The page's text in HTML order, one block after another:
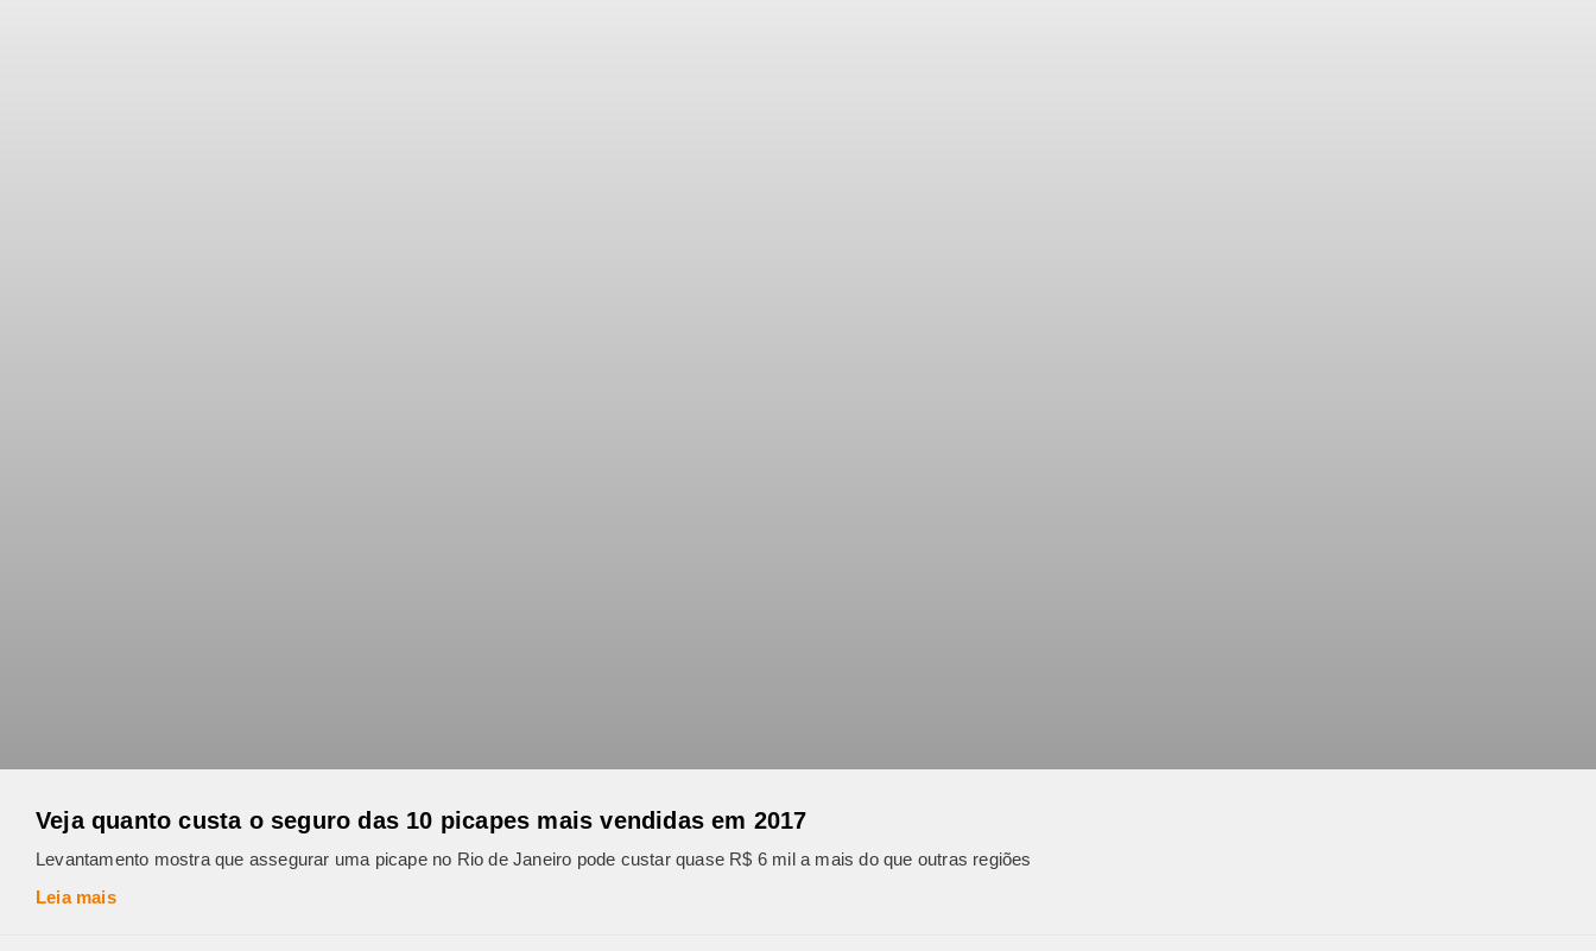
Veja quanto custa o seguro das 10 picapes mais vendidas em 2017
Levantamento mostra que assegurar uma picape no Rio de Janeiro pode custar quase R$ 6 mil a mais do que outras regiões
Leia mais